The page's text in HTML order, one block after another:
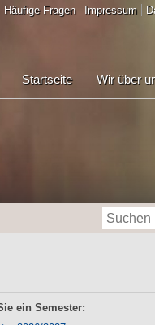
Häufige Fragen Impressum
Wir über
Startseite
ein Semester: